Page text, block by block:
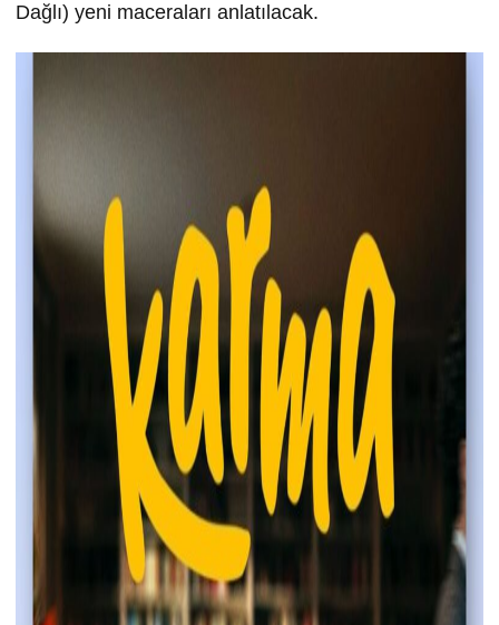
Dağlı) yeni maceraları anlatılacak.